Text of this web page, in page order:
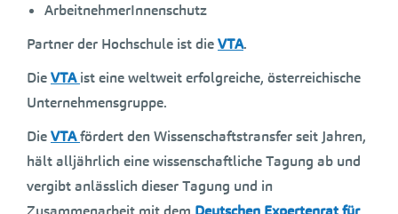
ArbeitnehmerInnenschutz
Partner der Hochschule ist dieVTA.
DieVTA ist eine weltweit erfolgreiche, österreichische
Unternehmensgruppe.
DieVTAfördert den Wissenschaftstransfer seit Jahren,
hält alljährlich eine wissenschaftliche Tagung ab und
vergibt anlässlich dieser Tagung und in